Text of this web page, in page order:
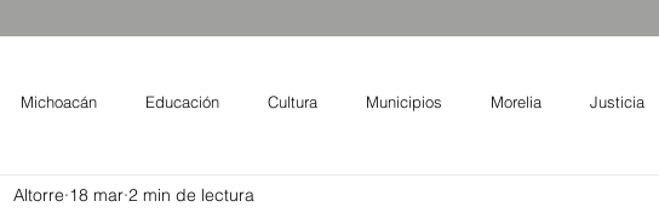
Michoacán Educación Cultura Municipios Morelia Justicia
Columnistas Salud
Altorre 18 mar 2 min de lectura